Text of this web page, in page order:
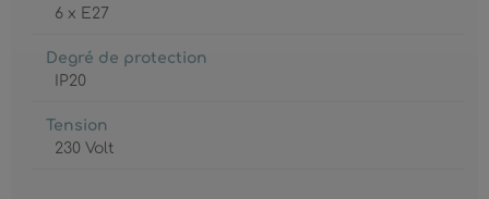
6 x E27
Degré de protection
IP20
Tension
230 Volt